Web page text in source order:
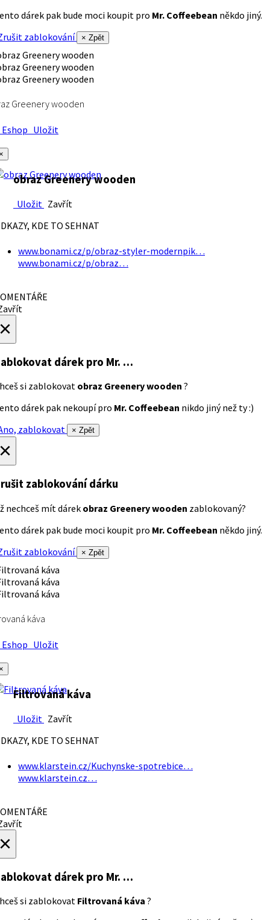
dárek pak bude moci koupit pro Mr. Coffeebean někdo jiný.
zablokování
× Zpět
Greenery wooden
Uložit
obraz Greenery wooden
Uložit Zavřít
KDE TO SEHNAT
www.bonami.cz/p/obraz-styler-modernpik…
www.bonami.cz/p/obraz…
dárek pro Mr. …
si zablokovat obraz Greenery wooden ?
dárek pak nekoupí pro Mr. Coffeebean nikdo jiný než ty :)
zablokovat
× Zpět
zablokování dárku
nechceš mít dárek obraz Greenery wooden zablokovaný?
dárek pak bude moci koupit pro Mr. Coffeebean někdo jiný.
zablokování
× Zpět
káva
Uložit
Filtrovaná káva
Uložit Zavřít
KDE TO SEHNAT
www.klarstein.cz/Kuchynske-spotrebice…
www.klarstein.cz…
dárek pro Mr. …
si zablokovat Filtrovaná káva ?